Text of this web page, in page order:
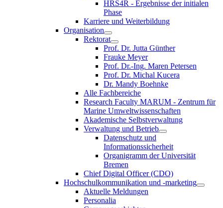
HRS4R - Ergebnisse der initialen
Phase
Karriere und Weiterbildung
Organisation
Rektorat
Prof. Dr. Jutta Günther
Frauke Meyer
Prof. Dr.-Ing. Maren Petersen
Prof. Dr. Michal Kucera
Dr. Mandy Boehnke
Alle Fachbereiche
Research Faculty MARUM - Zentrum für
Marine Umweltwissenschaften
Akademische Selbstverwaltung
Verwaltung und Betrieb
Datenschutz und
Informationssicherheit
Organigramm der Universität
Bremen
Chief Digital Officer (CDO)
Hochschulkommunikation und -marketing
Aktuelle Meldungen
Personalia